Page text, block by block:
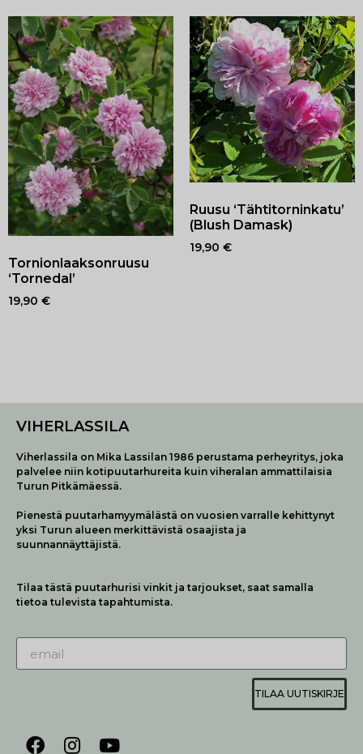
Tornionlaaksonruusu
‘Tornedal’
19,90 €
Ruusu ‘Tähtitorninkatu’
(Blush Damask)
19,90 €
VIHERLASSILA
Viherlassila on Mika Lassilan 1986 perustama perheyritys, joka
palvelee niin kotipuutarhureita kuin viheralan ammattilaisia
Turun Pitkämäessä.
Pienestä puutarhamyymälästä on vuosien varralle kehittynyt
yksi Turun alueen merkittävistä osaajista ja
suunnannäyttäjistä.
Tilaa tästä puutarhurisi vinkit ja tarjoukset, saat samalla
tietoa tulevista tapahtumista.
TILAA UUTISKIRJE